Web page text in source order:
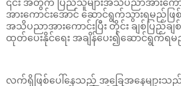
၎င်း အတွက် ပြည်သူများအသိပညာအားကော
အားကောင်းအောင် ဆောင်ရွက်သွားရမည်ဖြစ်
အသိပညာအားကောင်းပြီး တိုင်း ချစ်ပြည်ချ
ထုတ်ပေးနိုင်ရေး အချိန်ပေး၍ဆောင်ရွက်ရမည်
လက်ရှိဖြစ်ပေါ်နေသည့် အခြေအနေများသည်